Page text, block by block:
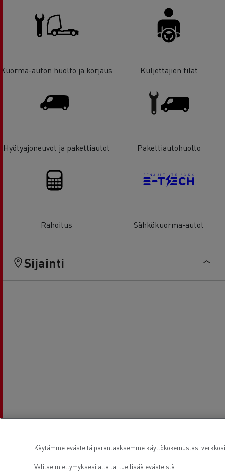
Kuorma-auton huolto ja korjaus Kuljettajien tilat
Hyötyajoneuvot ja pakettiautot Pakettiautohuolto
Rahoitus Sähkökuorma-autot
Sijainti
Käytämme evästeitä parantaaksemme käyttökokemustasi
Valitse mieltymyksesi alla tai lue lisää evästeistä.